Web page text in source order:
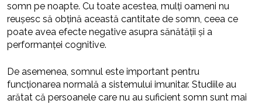
somn pe noapte. Cu toate acestea, mulți oameni nu
reușesc să obțină această cantitate de somn, ceea ce
poate avea efecte negative asupra sănătății și a
performanței cognitive.
De asemenea, somnul este important pentru
funcționarea normală a sistemului imunitar. Studiile au
arătat că persoanele care nu au suficient somn sunt mai